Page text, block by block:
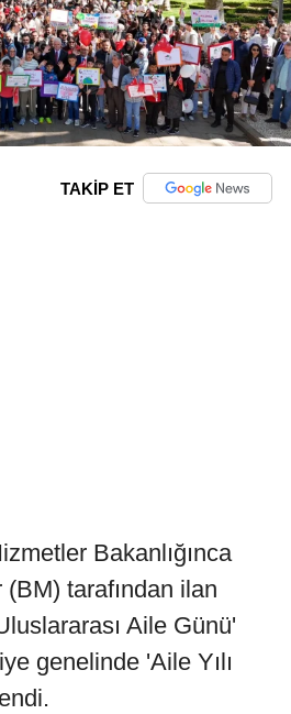
TAKİP ET
Bakanlığınca
tarafından ilan
Aile Günü'
genelinde 'Aile Yılı